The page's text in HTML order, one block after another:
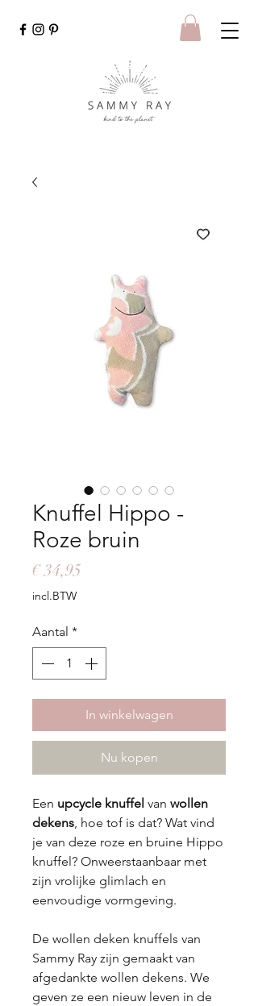
Knuffel Hippo -
Roze bruin
€ 34,95
incl.BTW
Aantal *
In winkelwagen
Nu kopen
Een upcycle knuffel van wollen
dekens, hoe tof is dat? Wat vind
je van deze roze en bruine Hippo
knuffel? Onweerstaanbaar met
zijn vrolijke glimlach en
eenvoudige vormgeving.
De wollen deken knuffels van
Sammy Ray zijn gemaakt van
afgedankte wollen dekens. We
geven ze een nieuw leven in de